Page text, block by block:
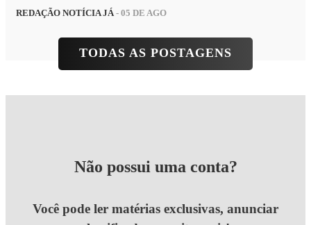
REDAÇÃO NOTÍCIA JÁ - 05 DE AGO
TODAS AS POSTAGENS
Não possui uma conta?
Você pode ler matérias exclusivas, anunciar